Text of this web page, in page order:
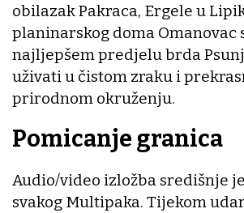
obilazak Pakraca, Ergele u
planinarskog doma Omanovac
najljepšem predjelu brda
uživati u čistom zraku i
prirodnom okruženju.
Pomicanje granica
Audio/video izložba središnje
svakog Multipaka. Tijekom